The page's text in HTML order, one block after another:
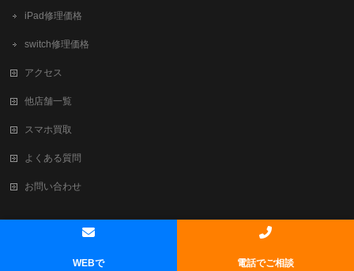
iPad修理価格
switch修理価格
アクセス
他店舗一覧
スマホ買取
よくある質問
お問い合わせ
新大阪でiPhone修理・買取ならテレスマ新大阪/西中島店
Powered byWordPress Vektor,Inc.technology.
WEBで 電話でご相談